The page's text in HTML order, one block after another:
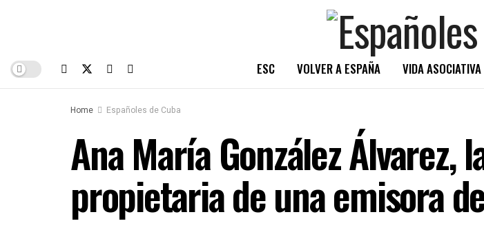
ESC VOLVER A ESPAÑA VIDA ASOCIATIVA
Home Españoles de Cuba
Ana María González
propietaria de una emisora